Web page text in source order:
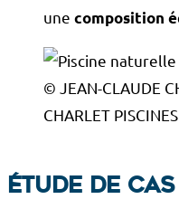
une composition
© JEAN-CLAUDE
CHARLET PISCINES
Étude de